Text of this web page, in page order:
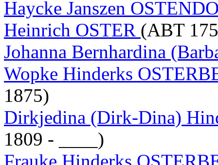
Haycke Janszen
Heinrich OSTER (ABT
Johanna Bernhardina
Wopke Hinderks
1875)
Dirkjedina (Dirk-Dina)
1809 - ____)